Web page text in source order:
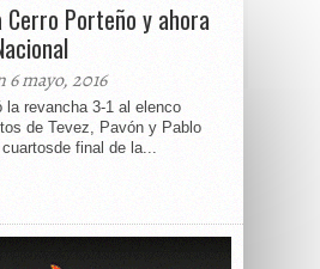
Cerro Porteño y ahora
mayo, 2016
la revancha 3-1 al elenco
de Tevez, Pavón y Pablo
final de la...